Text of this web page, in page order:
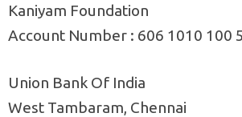
Kaniyam Foundation
Account Number : 606 1010 100
Union Bank Of India
West Tambaram, Chennai